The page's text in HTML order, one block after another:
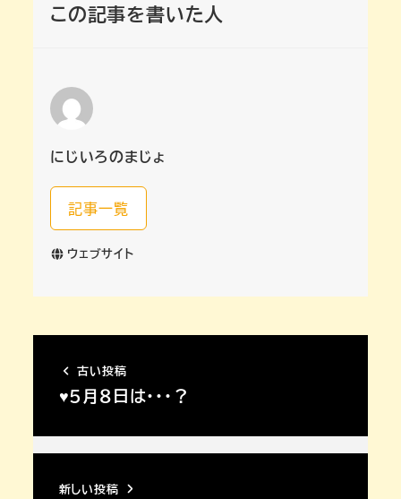
この記事を書いた人
にじいろのまじょ
記事一覧
ウェブサイト
古い投稿
♥５月８日は・・・？
新しい投稿